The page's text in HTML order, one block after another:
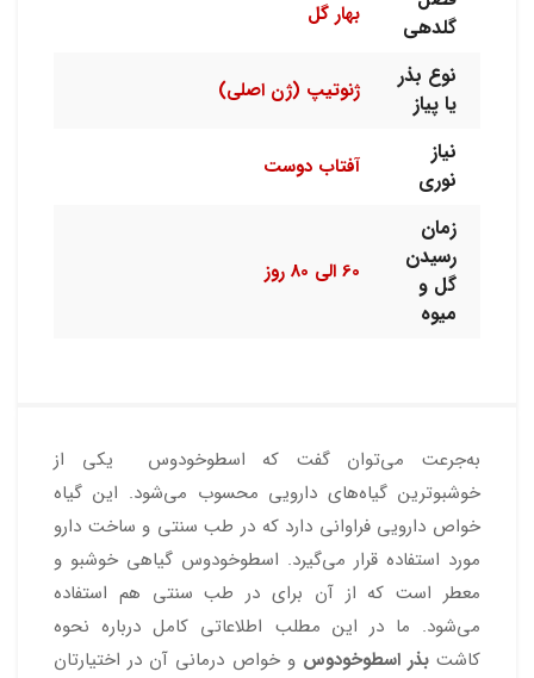
گلدهی
بهار گل
نوع بذر
یا پیاز
ژنوتیپ (ژن اصلی)
نیاز
نوری
آفتاب دوست
زمان
رسیدن
گل و
میوه
60 الی 80 روز
به‌جرعت می‌توان گفت که اسطوخودوس یکی از
خوشبوترین گیاه‌های دارویی محسوب می‌شود. این گیاه
خواص دارویی فراوانی دارد که در طب سنتی و ساخت دارو
مورد استفاده قرار می‌گیرد. اسطوخودوس گیاهی خوشبو و
معطر است که از آن برای در طب سنتی هم استفاده
می‌شود. ما در این مطلب اطلاعاتی کامل درباره نحوه
کاشت بذر اسطوخودوس و خواص درمانی آن در اختیارتان